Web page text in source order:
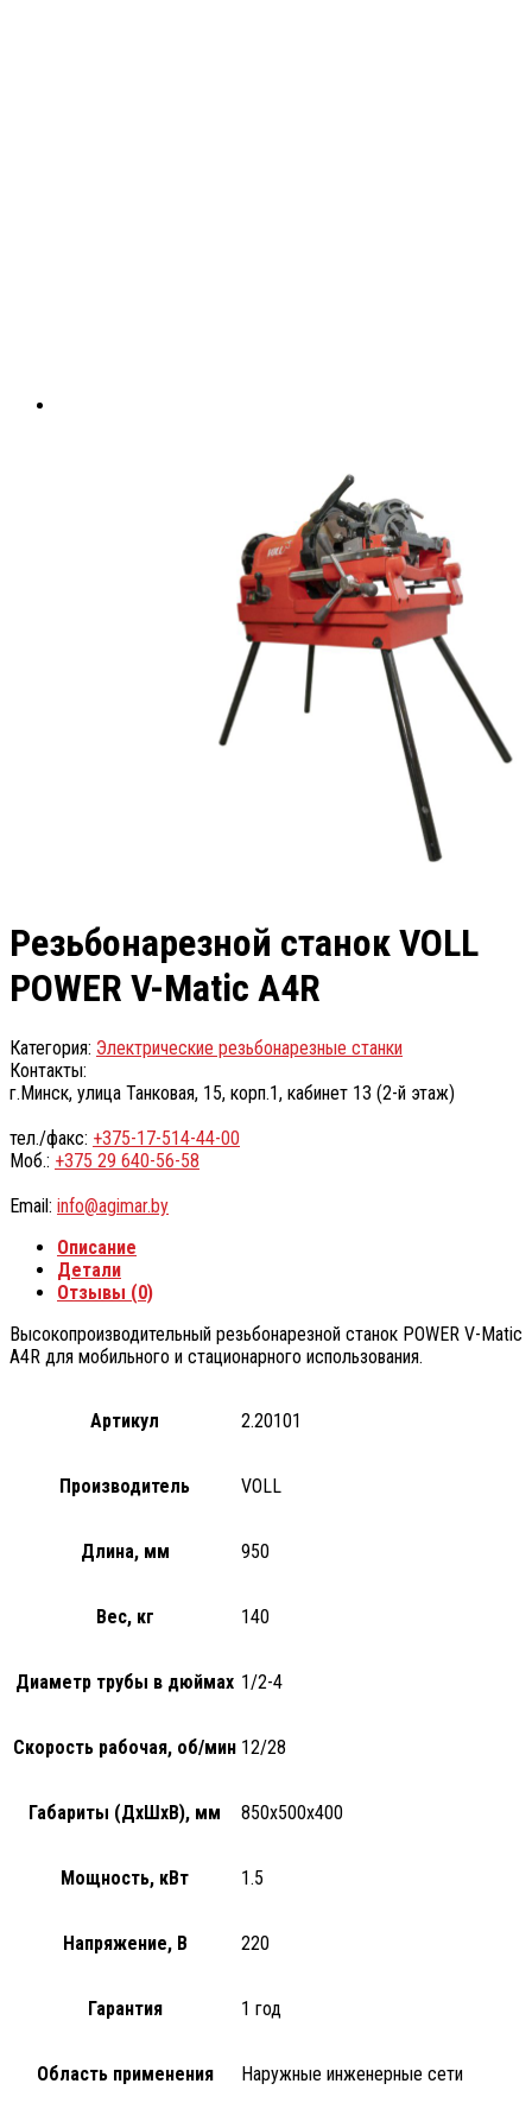
Резьбонарезной станок VOLL
POWER V-Matic A4R
Категория: Электрические резьбонарезные станки
Контакты:
г.Минск, улица Танковая, 15, корп.1, кабинет 13 (2-й этаж)
тел./факс: +375-17-514-44-00
Моб.: +375 29 640-56-58
Email: info@agimar.by
Описание
Детали
Отзывы (0)
Высокопроизводительный резьбонарезной станок POWER V-Matic
A4R для мобильного и стационарного использования.
Артикул 2.20101
Производитель VOLL
Длина, мм 950
Вес, кг 140
Диаметр трубы в дюймах 1/2-4
Скорость рабочая, об/мин 12/28
Габариты (ДхШхВ), мм 850x500x400
Мощность, кВт 1.5
Напряжение, В 220
Гарантия 1 год
Область применения Наружные инженерные сети